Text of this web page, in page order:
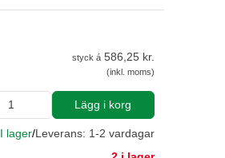
styck á 586,25 kr.
(inkl. moms)
Lägg i korg
I lager/Leverans: 1-2 vardagar